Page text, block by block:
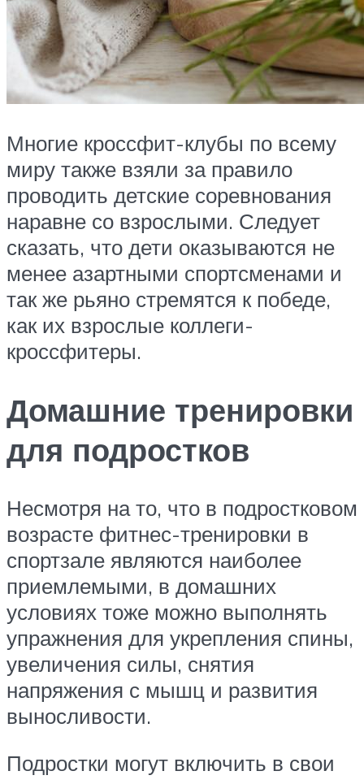
Многие кроссфит-клубы по всему
миру также взяли за правило
проводить детские соревнования
наравне со взрослыми. Следует
сказать, что дети оказываются не
менее азартными спортсменами и
так же рьяно стремятся к победе,
как их взрослые коллеги-
кроссфитеры.
Домашние тренировки
для подростков
Несмотря на то, что в подростковом
возрасте фитнес-тренировки в
спортзале являются наиболее
приемлемыми, в домашних
условиях тоже можно выполнять
упражнения для укрепления спины,
увеличения силы, снятия
напряжения с мышц и развития
выносливости.
Подростки могут включить в свои